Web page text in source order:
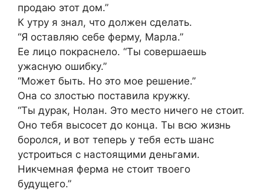
продаю этот дом.”
К утру я знал, что должен сделать.
“Я оставляю себе ферму, Марла.”
Ее лицо покраснело. “Ты совершаешь
ужасную ошибку.”
“Может быть. Но это мое решение.”
Она со злостью поставила кружку.
“Ты дурак, Нолан. Это место ничего не стоит.
Оно тебя высосет до конца. Ты всю жизнь
боролся, и вот теперь у тебя есть шанс
устроиться с настоящими деньгами.
Никчемная ферма не стоит твоего
будущего.”